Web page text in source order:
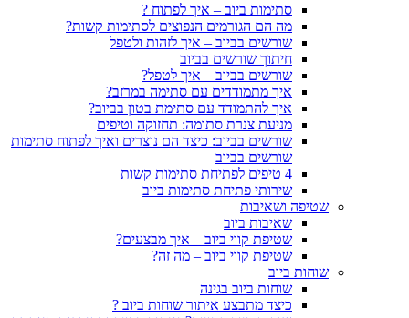
סתימות ביוב – איך לפתוח ?
מה הם הגורמים הנפוצים לסתימות קשות?
שורשים בביוב – איך לזהות ולטפל
חיתוך שורשים בביוב
שורשים בביוב – איך לטפל?
איך מתמודדים עם סתימה במרזב?
איך להתמודד עם סתימת בטון בביוב?
מניעת צנרת סתומה: תחזוקה וטיפים
שורשים בביוב: כיצד הם נוצרים ואיך לפתוח סתימות
שורשים בביוב
4 טיפים לפתיחת סתימות קשות
שירותי פתיחת סתימות ביוב
שטיפה ושאיבות
שאיבות ביוב
שטיפת קווי ביוב – איך מבצעים?
שטיפת קווי ביוב – מה זה?
שוחות ביוב
שוחות ביוב בגינה
כיצד מתבצע איתור שוחות ביוב ?